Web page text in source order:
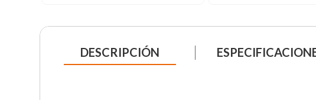
DESCRIPCIÓN